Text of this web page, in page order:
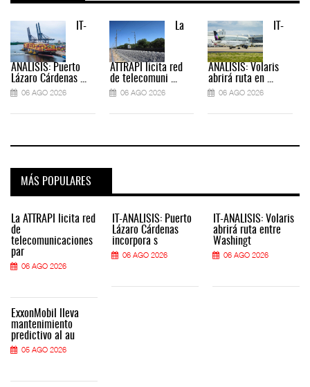
IT-
ANÁLISIS: Puerto
Lázaro Cárdenas ...
06 AGO 2026
La
ATTRAPI licita red
de telecomuni ...
06 AGO 2026
IT-
ANÁLISIS: Volaris
abrirá ruta en ...
06 AGO 2026
MÁS POPULARES
La ATTRAPI licita red
de
telecomunicaciones
par
06 AGO 2026
ExxonMobil lleva
mantenimiento
predictivo al au
05 AGO 2026
IT-ANÁLISIS: Puerto
Lázaro Cárdenas
incorpora s
06 AGO 2026
IT-ANÁLISIS: Volaris
abrirá ruta entre
Washingt
06 AGO 2026